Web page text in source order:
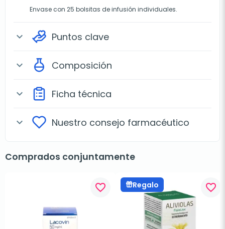
Envase con 25 bolsitas de infusión individuales.
expand_more Puntos clave
expand_more Composición
expand_more Ficha técnica
expand_more Nuestro consejo farmacéutico
Comprados conjuntamente
favorite_border Regalo favorite_border